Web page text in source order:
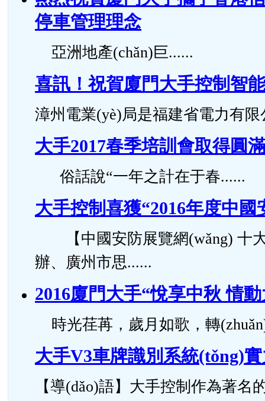
停車管理理念
亞洲地產(chǎn)巨......
喜訊！祝賀廈門大手控制智
漳州電業(yè)局是福建省電力有限
大手2017春季培訓會取得圓
俗話說“一年之計在于春......
大手控制喜獲“2016年度中
【中國安防展覽網(wǎng) 十大
辦、廣州市思......
2016廈門大手“悅享中秋 情
時光荏苒，歲月如歌，轉
大手V3車牌識別系統(tǒng)
【導(dǎo)語】大手控制作為著